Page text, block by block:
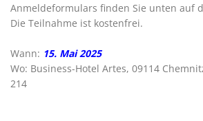
Anmeldeformulars finden Sie unten auf
Die Teilnahme ist kostenfrei.
Wann: 15. Mai 2025
Wo: Business-Hotel Artes, 09114
214